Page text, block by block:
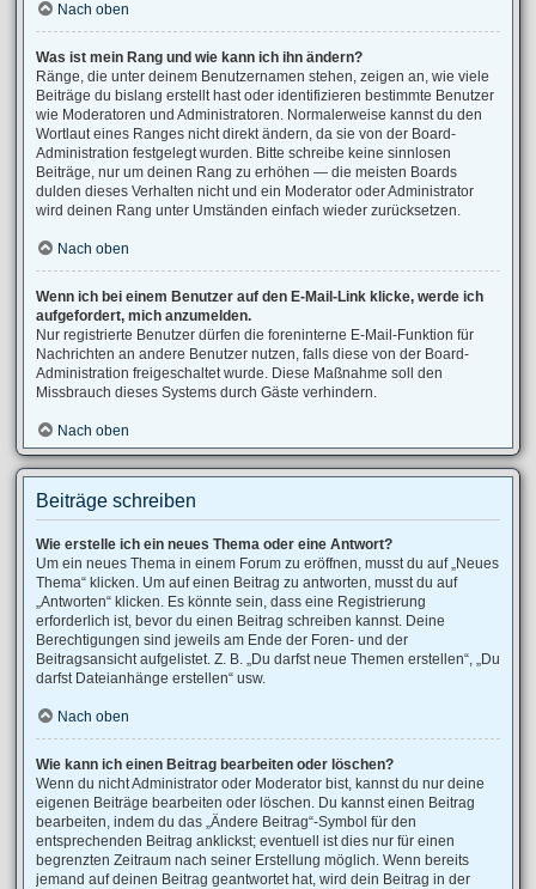
Nach oben
Was ist mein Rang und wie kann ich ihn ändern?
Ränge, die unter deinem Benutzernamen stehen, zeigen an, wie viele
Beiträge du bislang erstellt hast oder identifizieren bestimmte Benutzer
wie Moderatoren und Administratoren. Normalerweise kannst du den
Wortlaut eines Ranges nicht direkt ändern, da sie von der Board-
Administration festgelegt wurden. Bitte schreibe keine sinnlosen
Beiträge, nur um deinen Rang zu erhöhen — die meisten Boards
dulden dieses Verhalten nicht und ein Moderator oder Administrator
wird deinen Rang unter Umständen einfach wieder zurücksetzen.
Nach oben
Wenn ich bei einem Benutzer auf den E-Mail-Link klicke, werde ich
aufgefordert, mich anzumelden.
Nur registrierte Benutzer dürfen die foreninterne E-Mail-Funktion für
Nachrichten an andere Benutzer nutzen, falls diese von der Board-
Administration freigeschaltet wurde. Diese Maßnahme soll den
Missbrauch dieses Systems durch Gäste verhindern.
Nach oben
Beiträge schreiben
Wie erstelle ich ein neues Thema oder eine Antwort?
Um ein neues Thema in einem Forum zu eröffnen, musst du auf „Neues
Thema“ klicken. Um auf einen Beitrag zu antworten, musst du auf
„Antworten“ klicken. Es könnte sein, dass eine Registrierung
erforderlich ist, bevor du einen Beitrag schreiben kannst. Deine
Berechtigungen sind jeweils am Ende der Foren- und der
Beitragsansicht aufgelistet. Z. B. „Du darfst neue Themen erstellen“, „Du
darfst Dateianhänge erstellen“ usw.
Nach oben
Wie kann ich einen Beitrag bearbeiten oder löschen?
Wenn du nicht Administrator oder Moderator bist, kannst du nur deine
eigenen Beiträge bearbeiten oder löschen. Du kannst einen Beitrag
bearbeiten, indem du das „Ändere Beitrag“-Symbol für den
entsprechenden Beitrag anklickst; eventuell ist dies nur für einen
begrenzten Zeitraum nach seiner Erstellung möglich. Wenn bereits
jemand auf deinen Beitrag geantwortet hat, wird dein Beitrag in der